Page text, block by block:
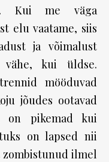
Kui me väga
elu vaatame, siis
ja võimalust
kui üldse.
mööduvad
jõudes ootavad
on pikemad kui
on lapsed nii
zombistunud ilmel